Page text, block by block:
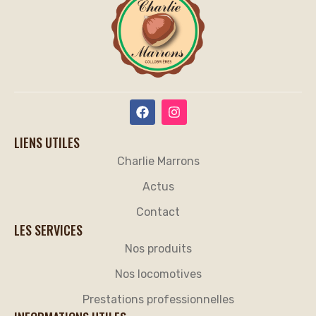
LIENS UTILES
Charlie Marrons
Actus
Contact
LES SERVICES
Nos produits
Nos locomotives
Prestations professionnelles